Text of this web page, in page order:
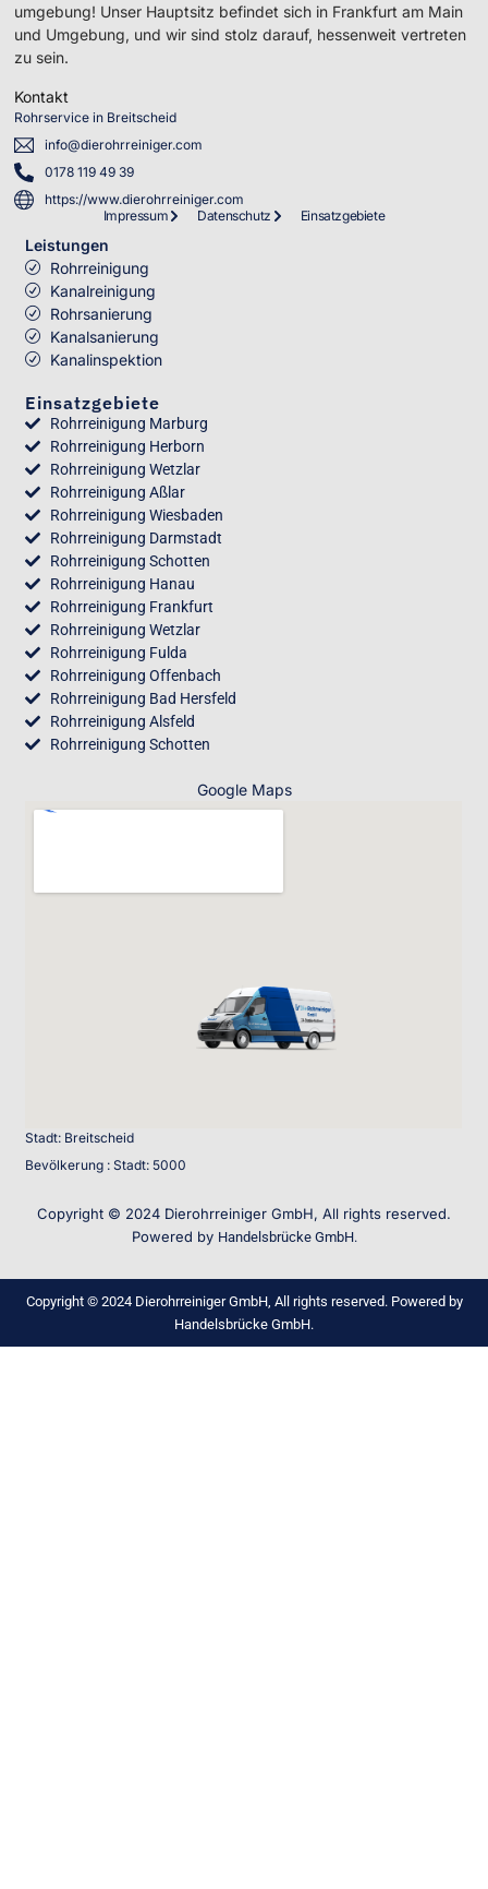
umgebung! Unser Hauptsitz befindet sich in Frankfurt am Main
und Umgebung, und wir sind stolz darauf, hessenweit vertreten
zu sein.
Kontakt
Rohrservice in Breitscheid
info@dierohrreiniger.com
0178 119 49 39
https://www.dierohrreiniger.com
Impressum
Datenschutz Einsatzgebiete
Leistungen
Rohrreinigung
Kanalreinigung
Rohrsanierung
Kanalsanierung
Kanalinspektion
Einsatzgebiete
Rohrreinigung Marburg
Rohrreinigung Herborn
Rohrreinigung Wetzlar
Rohrreinigung Aßlar
Rohrreinigung Wiesbaden
Rohrreinigung Darmstadt
Rohrreinigung Schotten
Rohrreinigung Hanau
Rohrreinigung Frankfurt
Rohrreinigung Wetzlar
Rohrreinigung Fulda
Rohrreinigung Offenbach
Rohrreinigung Bad Hersfeld
Rohrreinigung Alsfeld
Rohrreinigung Schotten
Google Maps
Stadt: Breitscheid
Bevölkerung : Stadt: 5000
Copyright © 2024 Dierohrreiniger GmbH, All rights reserved.
Powered by Handelsbrücke GmbH.
Copyright © 2024 Dierohrreiniger GmbH, All rights reserved. Powered by
Handelsbrücke GmbH.